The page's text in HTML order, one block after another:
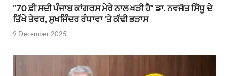
”70 ਫ਼ੀ ਸਦੀ ਪੰਜਾਬ ਕਾਂਗਰਸ ਮੇਰੇ ਨਾਲ ਖੜੀ ਹੈ” ਡਾ. ਨਵਜੋਤ ਸਿੱਧੂ ਦੇ
ਤਿੱਖੇ ਤੇਵਰ, ਸੁਖਜਿੰਦਰ ਰੰਧਾਵਾ ‘ਤੇ ਕੱਢੀ ਭੜਾਸ
9 December 2025